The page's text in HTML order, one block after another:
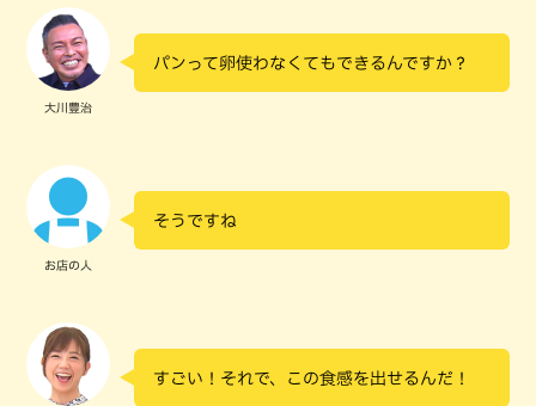
大川豊治
パンって卵使わなくてもできるんですか？
お店の人
そうですね
すごい！それで、この食感を出せるんだ！